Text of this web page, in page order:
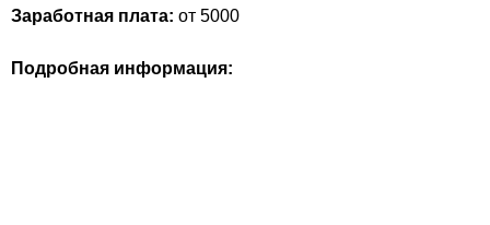
Заработная плата: от 5000
Подробная информация: